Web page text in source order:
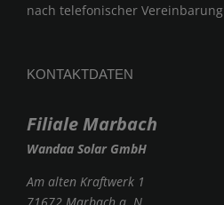
nach telefonischer Vereinbarung
KONTAKTDATEN
Filiale Marbach
Wandaa Solar GmbH
Am alten Kraftwerk 1